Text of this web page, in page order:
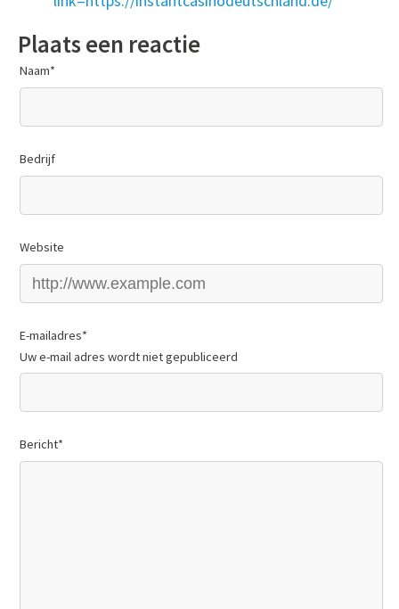
Plaats een reactie
Naam*
Bedrijf
Website
E-mailadres*
Uw e-mail adres wordt niet gepubliceerd
Bericht*